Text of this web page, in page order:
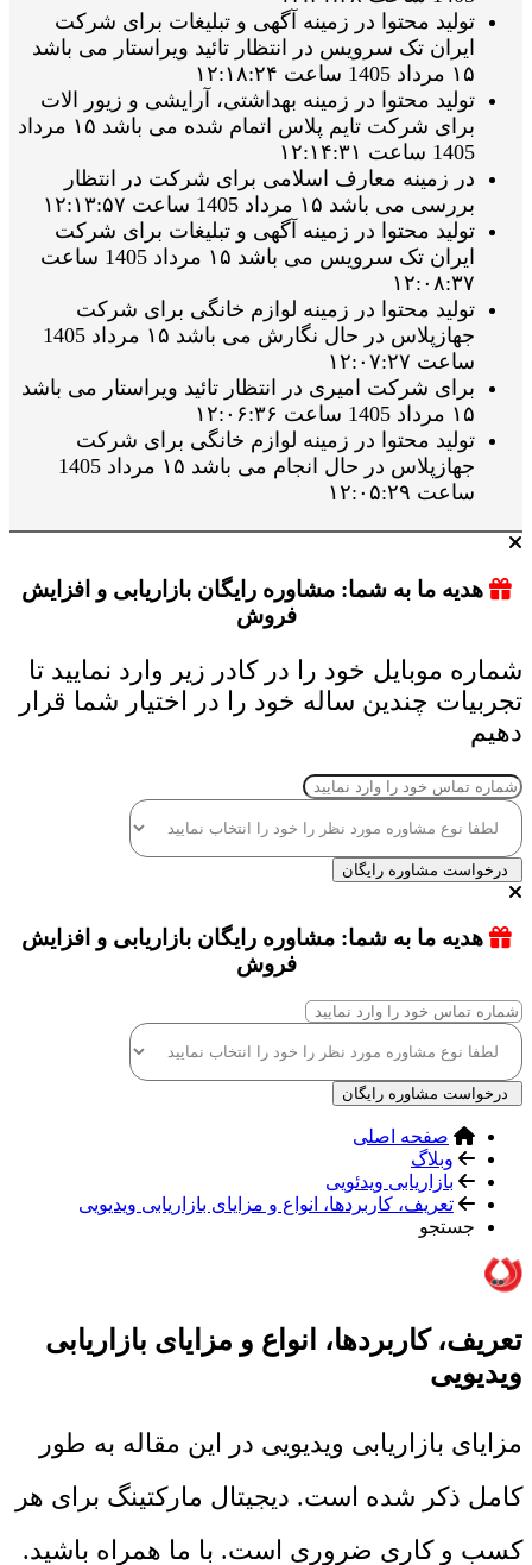
تولید محتوا در زمینه آگهی و تبلیغات برای شرکت
ایران تک سرویس در انتظار تائید ویراستار می باشد
۱۵ مرداد 1405 ساعت ۱۲:۱۸:۲۴
تولید محتوا در زمینه بهداشتی، آرایشی و زیور الات
برای شرکت تایم پلاس اتمام شده می باشد ۱۵ مرداد
1405 ساعت ۱۲:۱۴:۳۱
در زمینه معارف اسلامی برای شرکت در انتظار
بررسی می باشد ۱۵ مرداد 1405 ساعت ۱۲:۱۳:۵۷
تولید محتوا در زمینه آگهی و تبلیغات برای شرکت
ایران تک سرویس می باشد ۱۵ مرداد 1405 ساعت
۱۲:۰۸:۳۷
تولید محتوا در زمینه لوازم خانگی برای شرکت
جهازپلاس در حال نگارش می باشد ۱۵ مرداد 1405
ساعت ۱۲:۰۷:۲۷
برای شرکت امیری در انتظار تائید ویراستار می باشد
۱۵ مرداد 1405 ساعت ۱۲:۰۶:۳۶
تولید محتوا در زمینه لوازم خانگی برای شرکت
جهازپلاس در حال انجام می باشد ۱۵ مرداد 1405
ساعت ۱۲:۰۵:۲۹
هدیه ما به شما: مشاوره رایگان بازاریابی و افزایش
فروش
شماره موبایل خود را در کادر زیر وارد نمایید تا
تجربیات چندین ساله خود را در اختیار شما قرار
دهیم
درخواست مشاوره رایگان
هدیه ما به شما: مشاوره رایگان بازاریابی و افزایش
فروش
درخواست مشاوره رایگان
صفحه اصلی
وبلاگ
بازاریابی ویدئویی
تعریف، کاربردها، انواع و مزایای بازاریابی ویدیویی
جستجو
تعریف، کاربردها، انواع و مزایای بازاریابی
ویدیویی
مزایای بازاریابی ویدیویی در این مقاله به طور
کامل ذکر شده است. دیجیتال مارکتینگ برای هر
کسب و کاری ضروری است. با ما همراه باشید.